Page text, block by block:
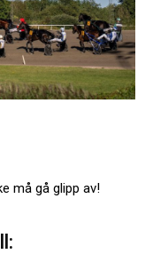
må gå glipp av!